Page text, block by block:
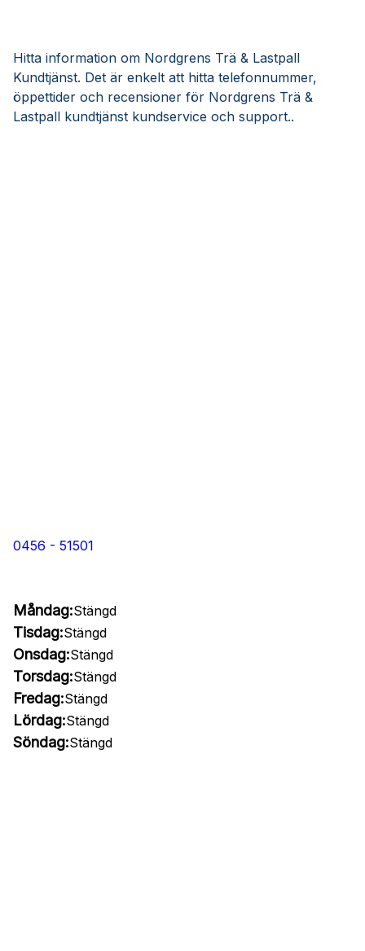
Hitta information om Nordgrens Trä & Lastpall
Kundtjänst. Det är enkelt att hitta telefonnummer,
öppettider och recensioner för Nordgrens Trä &
Lastpall kundtjänst kundservice och support..
0456 - 51501
Måndag:Stängd
Tisdag:Stängd
Onsdag:Stängd
Torsdag:Stängd
Fredag:Stängd
Lördag:Stängd
Söndag:Stängd